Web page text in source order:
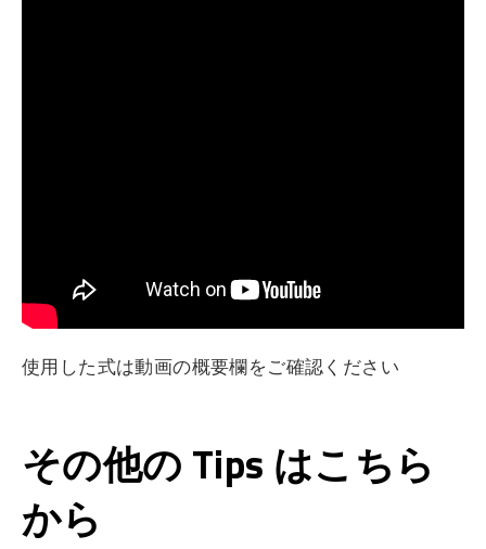
使用した式は動画の概要欄をご確認ください
その他の Tips はこちら
から